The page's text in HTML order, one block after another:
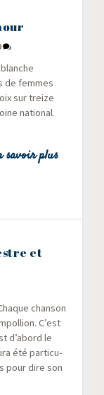
de femmes
sur treize
natio­nal.
savoir plus
et
chan­son
C’est
d’abord le
été par­ti­cu­
pour dire son